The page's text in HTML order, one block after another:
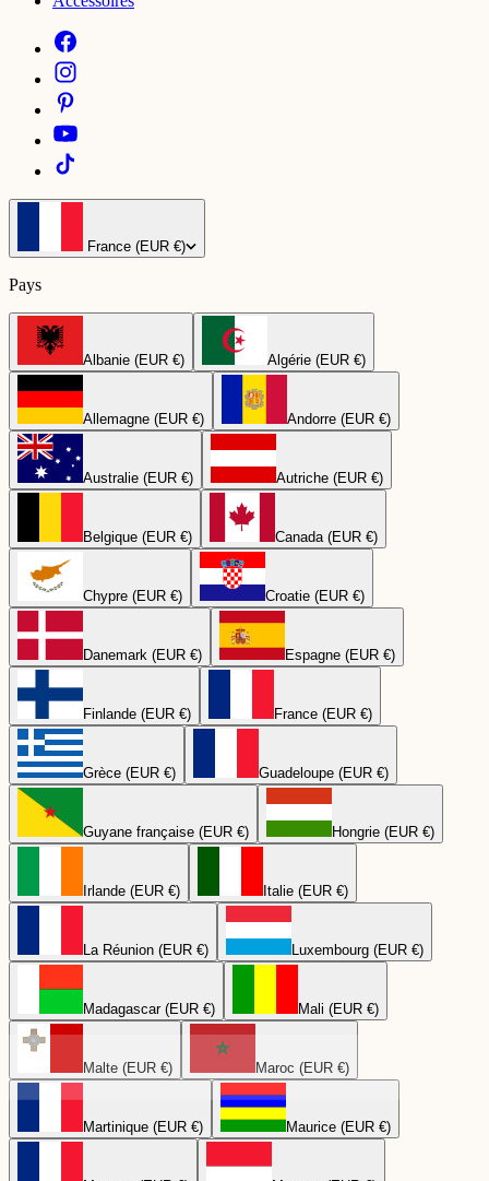
France (EUR €)
Pays
Albanie (EUR €) Algérie (EUR €)
Allemagne (EUR €) Andorre (EUR €)
Australie (EUR €) Autriche (EUR €)
Belgique (EUR €) Canada (EUR €)
Chypre (EUR €) Croatie (EUR €)
Danemark (EUR €) Espagne (EUR €)
Finlande (EUR €) France (EUR €)
Grèce (EUR €) Guadeloupe (EUR €)
Guyane française (EUR €) Hongrie (EUR €)
Irlande (EUR €) Italie (EUR €)
La Réunion (EUR €) Luxembourg (EUR €)
Madagascar (EUR €) Mali (EUR €)
Malte (EUR €) Maroc (EUR €)
Martinique (EUR €) Maurice (EUR €)